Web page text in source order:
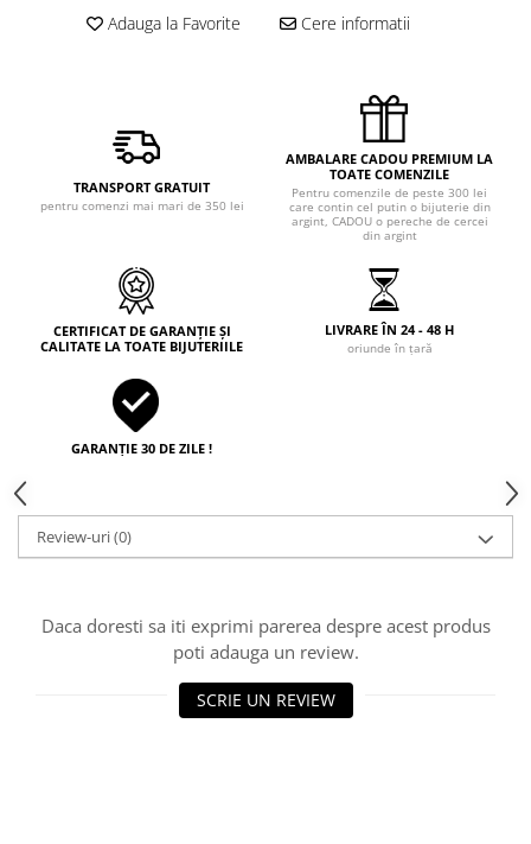
Adauga la Favorite Cere informatii
TRANSPORT GRATUIT
pentru comenzi mai mari de 350 lei
AMBALARE CADOU PREMIUM LA
TOATE COMENZILE
Pentru comenzile de peste 300 lei
care contin cel putin o bijuterie din
argint, CADOU o pereche de cercei
din argint
CERTIFICAT DE GARANȚIE ȘI
CALITATE LA TOATE BIJUTERIILE
LIVRARE ÎN 24 - 48 H
oriunde în țară
GARANȚIE 30 DE ZILE !
Review-uri(0)
Daca doresti sa iti exprimi parerea despre acest produs
poti adauga un review.
SCRIE UN REVIEW